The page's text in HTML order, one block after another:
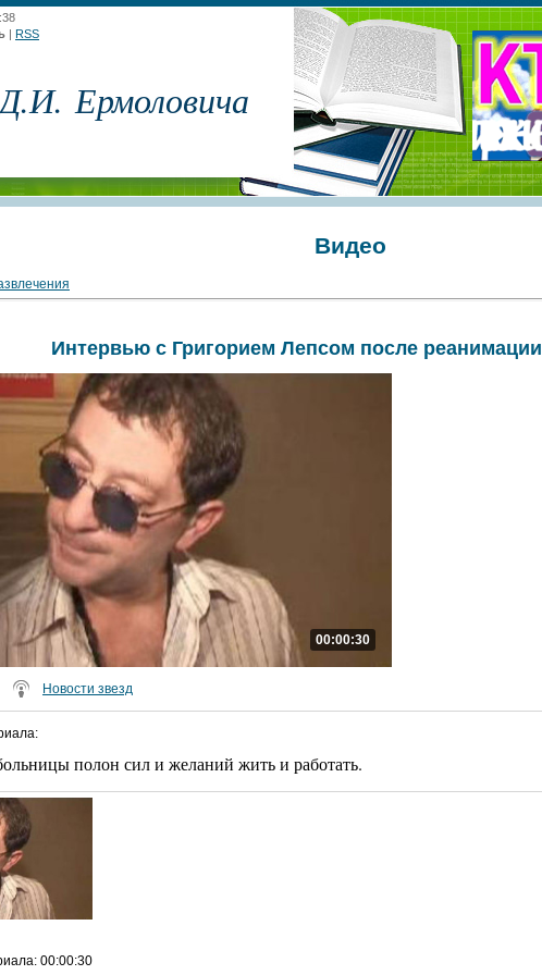
| RSS
Ермоловича
Видео
Интервью с Григорием Лепсом после реанимации
00:00:30
Новости звезд
:
полон сил и желаний жить и работать.
: 00:00:30